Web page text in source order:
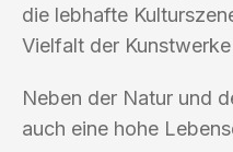
die lebhafte
Vielfalt der
Neben der Natur und
auch eine hohe